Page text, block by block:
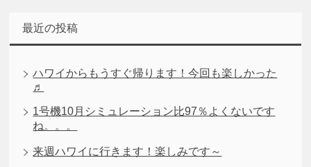
最近の投稿
ハワイからもうすぐ帰ります！今回も楽しかった
♬
1号機10月シミュレーション比97％よくないです
ね。。。
来週ハワイに行きます！楽しみです～